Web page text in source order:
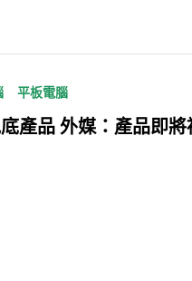
平板電腦
產品 外媒：產品即將